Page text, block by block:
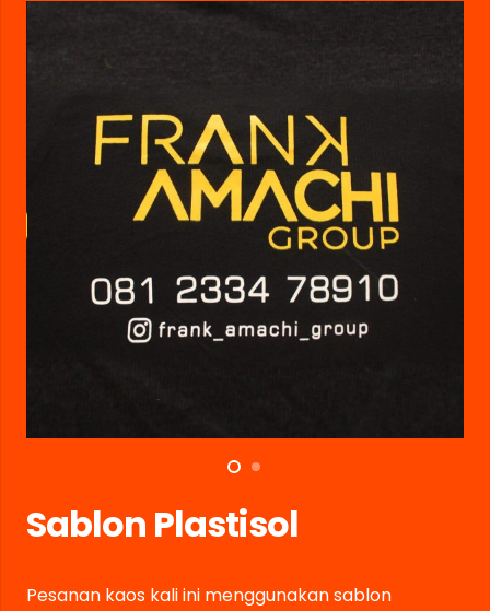
Sablon Plastisol
Pesanan kaos kali ini menggunakan sablon